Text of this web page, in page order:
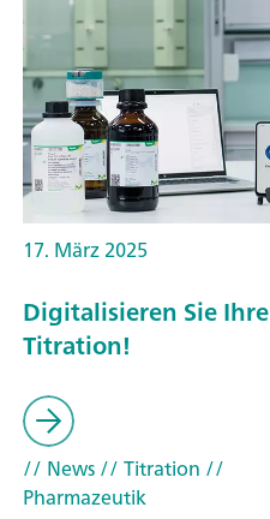
17. März 2025
Digitalisieren Sie Ihre
Titration!
// News// Titration //
Pharmazeutik